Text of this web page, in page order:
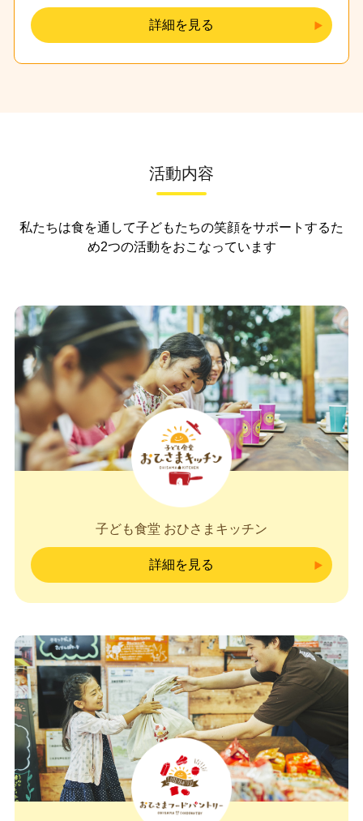
詳細を見る
活動内容
私たちは食を通して子どもたちの笑顔をサポートするた
め2つの活動をおこなっています
子ども食堂 おひさまキッチン
詳細を見る